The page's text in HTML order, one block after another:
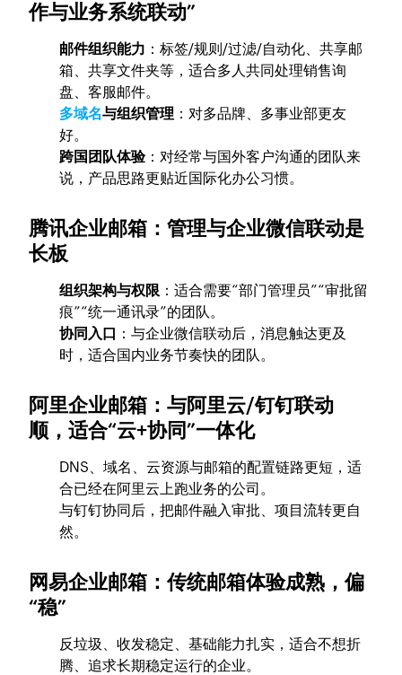
作与业务系统联动”
邮件组织能力 ：标签/规则/过滤/自动化、共享邮
箱、共享文件夹等，适合多人共同处理销售询
盘、客服邮件。
多域名与组织管理 ：对多品牌、多事业部更友
好。
跨国团队体验：对经常与国外客户沟通的团队来
说，产品思路更贴近国际化办公习惯。
腾讯企业邮箱：管理与企业微信联动是
长板
组织架构与权限 ：适合需要“部门管理员”“审批留
痕”“统一通讯录”的团队。
协同入口 ：与企业微信联动后，消息触达更及
时，适合国内业务节奏快的团队。
阿里企业邮箱：与阿里云/钉钉联动
顺，适合“云+协同”一体化
DNS、域名、云资源与邮箱的配置链路更短，适
合已经在阿里云上跑业务的公司。
与钉钉协同后，把邮件融入审批、项目流转更自
然。
网易企业邮箱：传统邮箱体验成熟，偏
“稳”
反垃圾、收发稳定、基础能力扎实，适合不想折
腾、追求长期稳定运行的企业。